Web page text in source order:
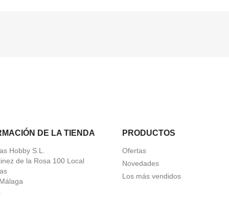
DE LA TIENDA
Hobby S.L.
de la Rosa 100 Local
PRODUCTOS
Ofertas
Novedades
Los más vendidos